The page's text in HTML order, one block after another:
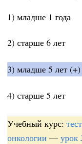
1) младше 1 года
2) старше 6 лет
3) младше 5 лет (+)
4) старше 5 лет
Учебный курс:
онкологии —